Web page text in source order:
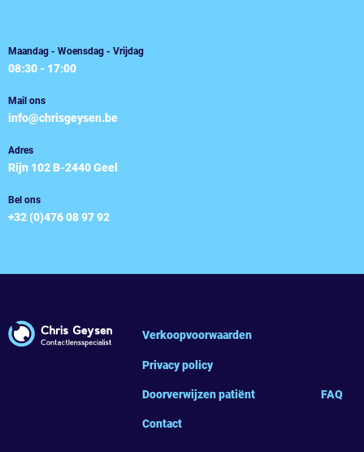
Maandag - Woensdag - Vrijdag
08:30 - 17:00
Mail ons
info@chrisgeysen.be
Adres
Rijn 102 B-2440 Geel
Bel ons
+32 (0)476 08 97 92
Verkoopvoorwaarden
Privacy policy
Doorverwijzen patiënt FAQ
Contact